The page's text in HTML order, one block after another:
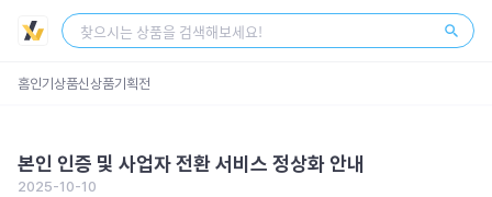
홈인기상품신상품기획전
본인 인증 및 사업자 전환 서비스 정상화 안내
2025-10-10